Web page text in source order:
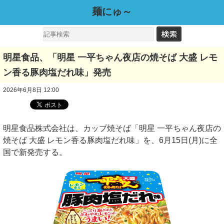
麺にゅ～
明星食品、「明星 一平ちゃん夜店の焼そば 大盛 レモ
ン香る豚肉塩だれ味」発売
2026年6月8日 12:00
明星食品株式会社は、カップ焼そば「明星 一平ちゃん夜店の
焼そば 大盛 レモン香る豚肉塩だれ味」を、6月15日(月)に全
国で新発売する。